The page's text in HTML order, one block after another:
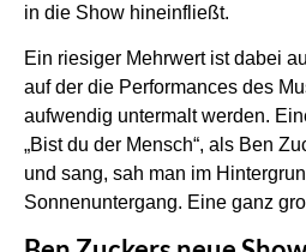
in die Show hineinfließt.
Ein riesiger Mehrwert ist dabei
auf der die Performances des
aufwendig untermalt werden.
„Bist du der Mensch“, als Ben
und sang, sah man im
Sonnenuntergang. Eine ganz